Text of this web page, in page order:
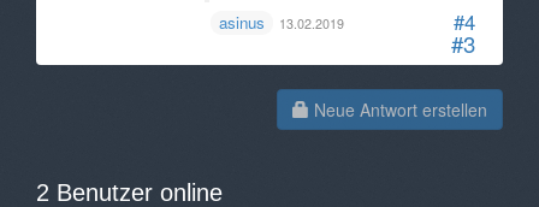
#3
#4
asinus 13.02.2019
Neue Antwort erstellen
2 Benutzer online